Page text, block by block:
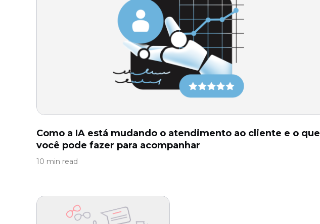
Como a IA está mudando o atendimento ao cliente e o que
você pode fazer para acompanhar
10 min read